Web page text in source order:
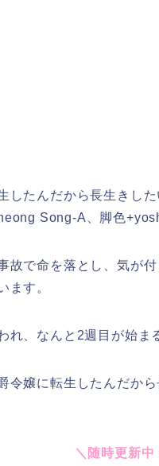
したんだから長生きし
Song-A、脚色
故で命を落とし、気が
ます。
れ、なんと2週目が始ま
令嬢に転生したんだか
＼随時更新中